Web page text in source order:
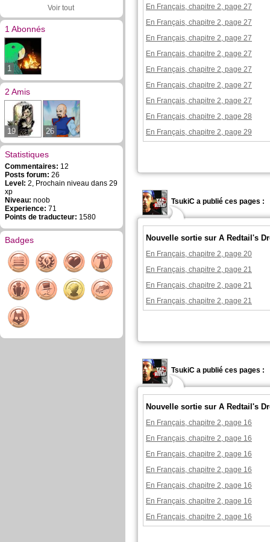
Voir tout
1 Abonnés
1
2 Amis
19 26
Statistiques
Commentaires: 12
Posts forum: 26
Level: 2, Prochain niveau dans 29
xp
Niveau: noob
Experience: 71
Points de traducteur: 1580
Badges
En Français, chapitre 2, page 27
En Français, chapitre 2, page 27
En Français, chapitre 2, page 27
En Français, chapitre 2, page 27
En Français, chapitre 2, page 27
En Français, chapitre 2, page 27
En Français, chapitre 2, page 27
En Français, chapitre 2, page 28
En Français, chapitre 2, page 29
TsukiC a publié ces pages :
Nouvelle sortie sur A Redtail's
En Français, chapitre 2, page 20
En Français, chapitre 2, page 21
En Français, chapitre 2, page 21
En Français, chapitre 2, page 21
TsukiC a publié ces pages :
Nouvelle sortie sur A Redtail's
En Français, chapitre 2, page 16
En Français, chapitre 2, page 16
En Français, chapitre 2, page 16
En Français, chapitre 2, page 16
En Français, chapitre 2, page 16
En Français, chapitre 2, page 16
En Français, chapitre 2, page 16